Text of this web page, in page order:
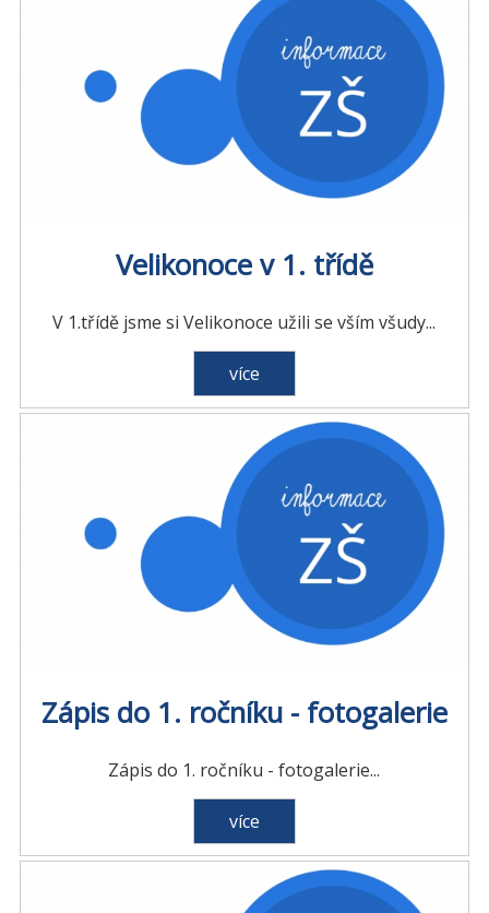
Velikonoce v 1. třídě
V 1.třídě jsme si Velikonoce užili se vším všudy...
více
Zápis do 1. ročníku - fotogalerie
Zápis do 1. ročníku - fotogalerie...
více